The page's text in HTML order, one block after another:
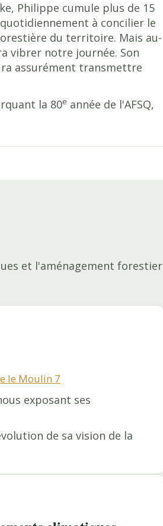
Philippe cumule plus de 15
à concilier le
du territoire. Mais au-
vibrer notre journée. Son
assurément transmettre
la 80e année de l'AFSQ,
et l'aménagement forestier
le Moulin 7
exposant ses
de sa vision de la